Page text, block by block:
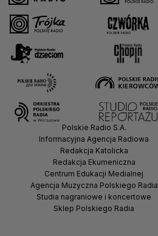
Polskie Radio S.A.
Informacyjna Agencja Radiowa
Redakcja Katolicka
Redakcja Ekumeniczna
Centrum Edukacji Medialnej
Agencja Muzyczna Polskiego Radia
Studia nagraniowe i koncertowe
Sklep Polskiego Radia